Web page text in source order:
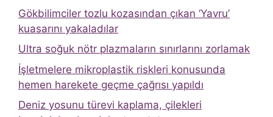
Gökbilimciler tozlu kozasından çıkan ‘Yavru’
kuasarını yakaladılar
Ultra soğuk nötr plazmaların sınırlarını zorlamak
İşletmelere mikroplastik riskleri konusunda
hemen harekete geçme çağrısı yapıldı
Deniz yosunu türevi kaplama, çilekleri